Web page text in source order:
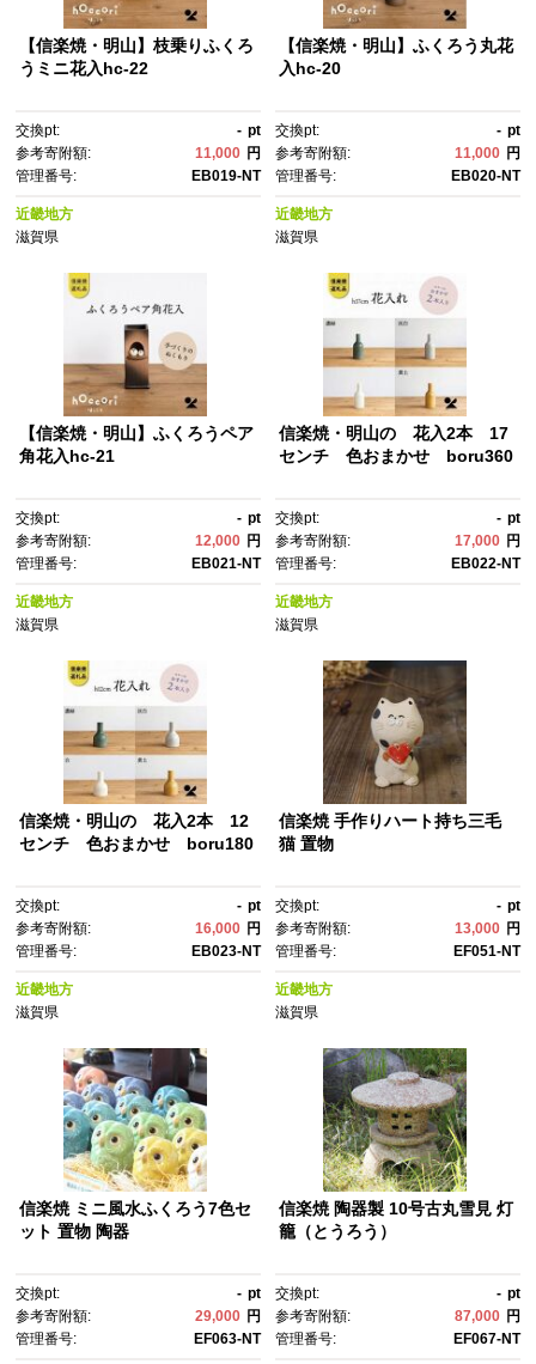
【信楽焼・明山】枝乗りふくろ
うミニ花入hc-22
交換pt: - pt
参考寄附額:
11,000 円
管理番号:
EB019-NT
近畿地方
滋賀県
【信楽焼・明山】ふくろう丸花
入hc-20
交換pt: - pt
参考寄附額:
11,000 円
管理番号:
EB020-NT
近畿地方
滋賀県
【信楽焼・明山】ふくろうペア
角花入hc-21
交換pt: - pt
参考寄附額:
12,000 円
管理番号:
EB021-NT
近畿地方
滋賀県
信楽焼・明山の 花入2本 17
センチ 色おまかせ boru360
交換pt: - pt
参考寄附額:
17,000 円
管理番号:
EB022-NT
近畿地方
滋賀県
信楽焼・明山の 花入2本 12
センチ 色おまかせ boru180
交換pt: - pt
参考寄附額:
16,000 円
管理番号:
EB023-NT
近畿地方
滋賀県
信楽焼 手作りハート持ち三毛
猫 置物
交換pt: - pt
参考寄附額:
13,000 円
管理番号:
EF051-NT
近畿地方
滋賀県
信楽焼 ミニ風水ふくろう7色セ
ット 置物 陶器
交換pt: - pt
参考寄附額:
29,000 円
管理番号:
EF063-NT
信楽焼 陶器製 10号古丸雪見 灯
籠（とうろう）
交換pt: - pt
参考寄附額:
87,000 円
管理番号:
EF067-NT